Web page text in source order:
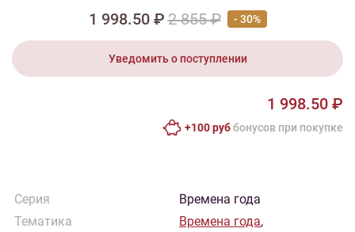
1 998.50 ₽2 855 ₽ - 30%
Уведомить о поступлении
1 998.50 ₽
+100 руббонусов при покупке
Серия
Времена года
Тематика
Времена года,